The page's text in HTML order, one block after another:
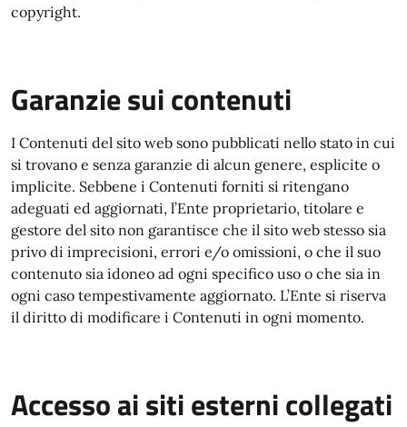
copyright.
Garanzie sui contenuti
I Contenuti del sito web sono pubblicati nello stato in cui
si trovano e senza garanzie di alcun genere, esplicite o
implicite. Sebbene i Contenuti forniti si ritengano
adeguati ed aggiornati, l’Ente proprietario, titolare e
gestore del sito non garantisce che il sito web stesso sia
privo di imprecisioni, errori e/o omissioni, o che il suo
contenuto sia idoneo ad ogni specifico uso o che sia in
ogni caso tempestivamente aggiornato. L’Ente si riserva
il diritto di modificare i Contenuti in ogni momento.
Accesso ai siti esterni collegati